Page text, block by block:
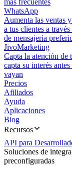
más frecuentes
WhatsApp
Aumenta las ventas
a tus clientes a
de mensajería
JivoMarketing
Capta la atención de
capta su interés antes
vayan
Precios
Afiliados
Ayuda
Aplicaciones
Blog
Recursos
API para
Soluciones de
preconfiguradas